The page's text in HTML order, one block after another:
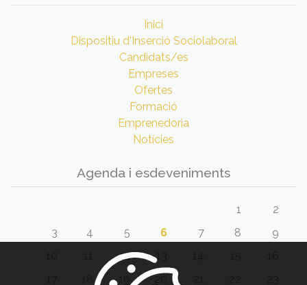
Inici
Dispositiu d'Inserció Sociolaboral
Candidats/es
Empreses
Ofertes
Formació
Emprenedoria
Notícies
Agenda i esdeveniments
1
2
3
4 5 6 7 8
9
12 13
20